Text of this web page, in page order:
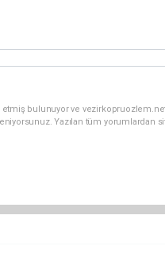
etmiş bulunuyor ve
Yazılan tüm